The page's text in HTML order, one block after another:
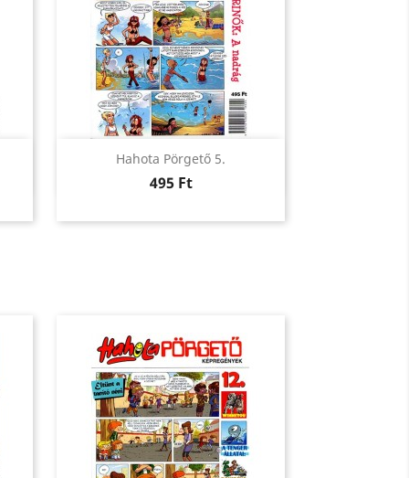
Hahota Pörgető 5.
Ár
495 Ft
Előnézet